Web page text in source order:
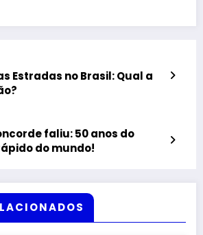
Estradas no Brasil: Qual a
faliu: 50 anos do
do mundo!